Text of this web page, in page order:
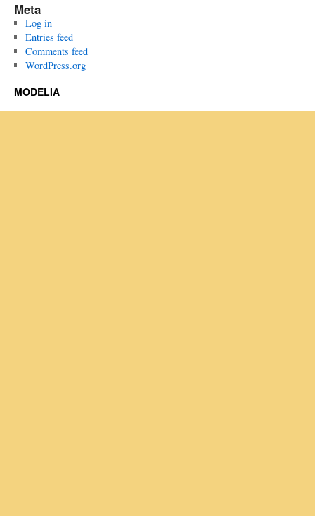
Meta
Log in
Entries feed
Comments feed
WordPress.org
MODELIA